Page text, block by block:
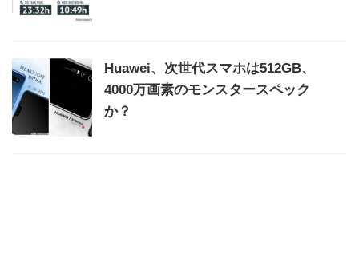
Huawei、次世代スマホは512GB、
4000万画素のモンスタースペック
か？